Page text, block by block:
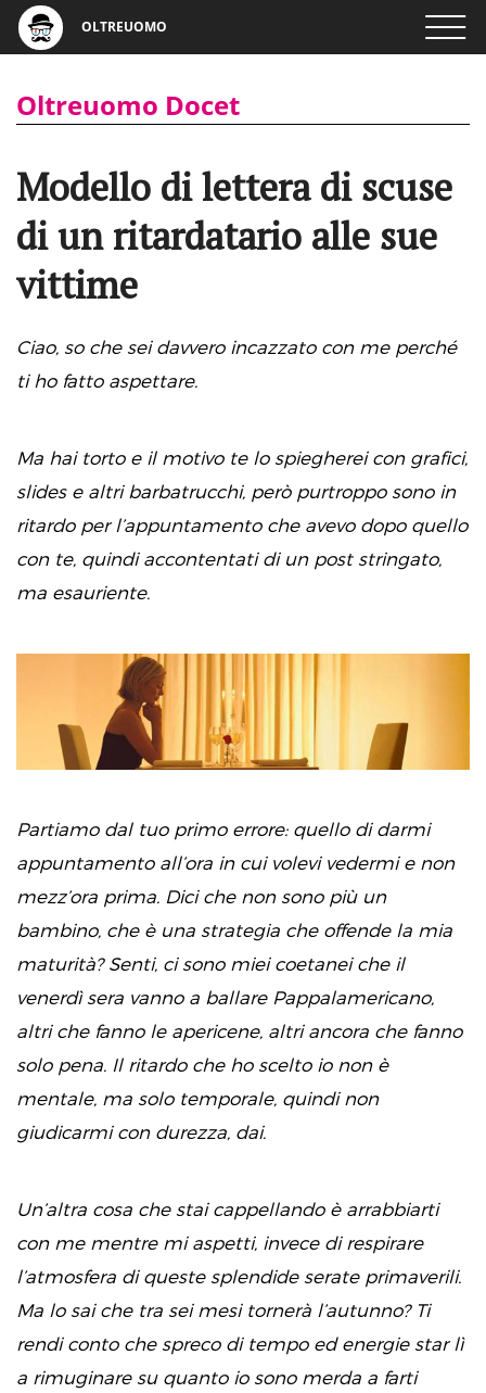
OLTREUOMO
Oltreuomo Docet
Modello di lettera di scuse
di un ritardatario alle sue
vittime
Ciao, so che sei davvero incazzato con me perché
ti ho fatto aspettare.
Ma hai torto e il motivo te lo spiegherei con grafici,
slides e altri barbatrucchi, però purtroppo sono in
ritardo per l’appuntamento che avevo dopo quello
con te, quindi accontentati di un post stringato,
ma esauriente.
Partiamo dal tuo primo errore: quello di darmi
appuntamento all’ora in cui volevi vedermi e non
mezz’ora prima. Dici che non sono più un
bambino, che è una strategia che offende la mia
maturità? Senti, ci sono miei coetanei che il
venerdì sera vanno a ballare Pappalamericano,
altri che fanno le apericene, altri ancora che fanno
solo pena. Il ritardo che ho scelto io non è
mentale, ma solo temporale, quindi non
giudicarmi con durezza, dai.
Un’altra cosa che stai cappellando è arrabbiarti
con me mentre mi aspetti, invece di respirare
l’atmosfera di queste splendide serate primaverili.
Ma lo sai che tra sei mesi tornerà l’autunno? Ti
rendi conto che spreco di tempo ed energie star lì
a rimuginare su quanto io sono merda a farti